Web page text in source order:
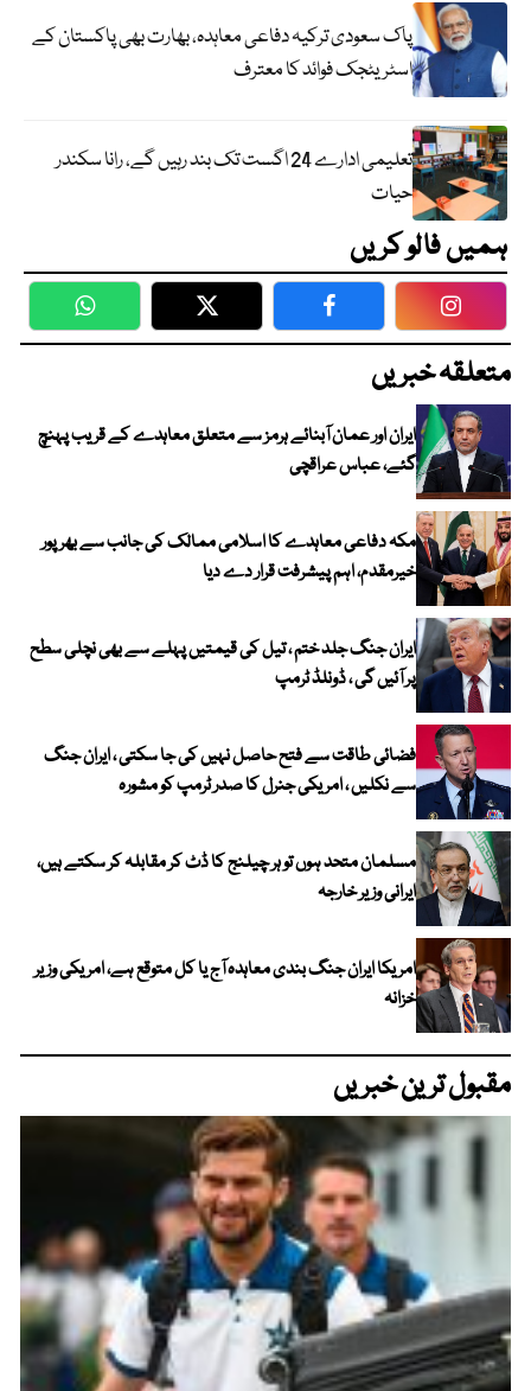
پاک سعودی ترکیہ دفاعی معاہدہ، بھارت بھی پاکستان کے
اسٹریٹجک فوائد کا معترف
تعلیمی ادارے 24 اگست تک بند رہیں گے، رانا سکندر
حیات
ہمیں فالو کریں
WhatsApp Twitter Facebook
متعلقہ خبریں
ایران اور عمان آبنائے ہرمز سے متعلق معاہدے کے قریب پہنچ
گئے، عباس عراقچی
مکہ دفاعی معاہدے کا اسلامی ممالک کی جانب سے بھرپور
خیرمقدم، اہم پیشرفت قرار دے دیا
ایران جنگ جلد ختم ، تیل کی قیمتیں پہلے سے بھی نچلی سطح
پر آئیں گی ، ڈونلڈ ٹرمپ
فضائی طاقت سے فتح حاصل نہیں کی جا سکتی ، ایران جنگ
سے نکلیں ، امریکی جنرل کا صدر ٹرمپ کو مشورہ
مسلمان متحد ہوں تو ہر چیلنج کا ڈٹ کر مقابلہ کر سکتے ہیں،
ایرانی وزیر خارجہ
امریکا ایران جنگ بندی معاہدہ آج یا کل متوقع ہے، امریکی وزیر
خزانہ
مقبول ترین خبریں